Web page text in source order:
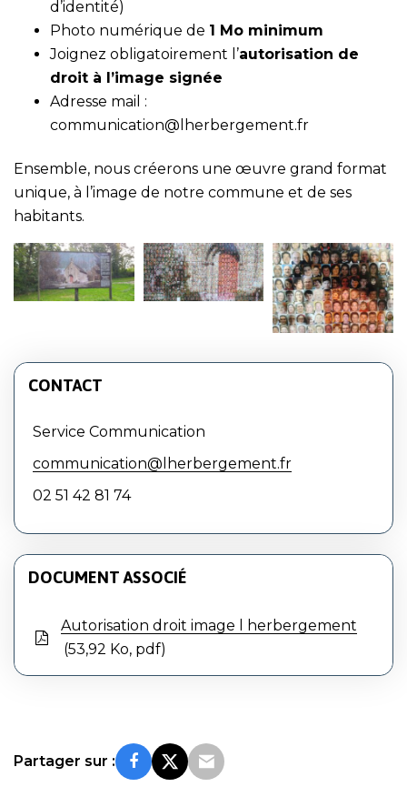
d’identité)
Photo numérique de 1 Mo minimum
Joignez obligatoirement l’autorisation de
droit à l’image signée
Adresse mail :
communication@lherbergement.fr
Ensemble, nous créerons une œuvre grand format
unique, à l’image de notre commune et de ses
habitants.
CONTACT
Service Communication
communication@lherbergement.fr
02 51 42 81 74
DOCUMENT ASSOCIÉ
Autorisation droit image l herbergement
53,92 Ko, pdf
Partager sur :